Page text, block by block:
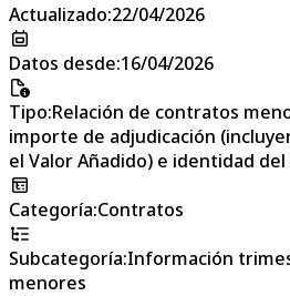
Actualizado:22/04/2026
Datos desde:16/04/2026
Tipo:Relación de contratos
importe de adjudicación
el Valor Añadido) e identidad
Categoría:Contratos
Subcategoría:Información
menores